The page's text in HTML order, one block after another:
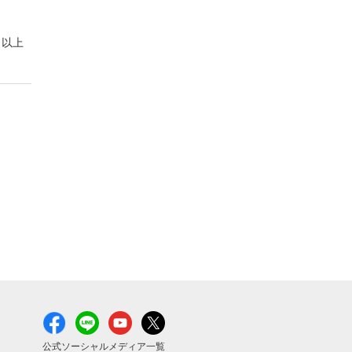
以上
公式ソーシャルメディア一覧